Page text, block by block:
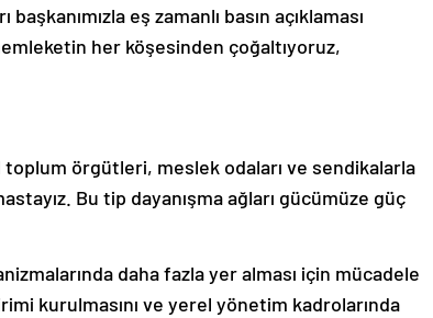
eş zamanlı basın açıklaması
her köşesinden çoğaltıyoruz,
örgütleri, meslek odaları ve sendikalarla
Bu tip dayanışma ağları gücümüze güç
daha fazla yer alması için mücadele
kurulmasını ve yerel yönetim kadrolarında